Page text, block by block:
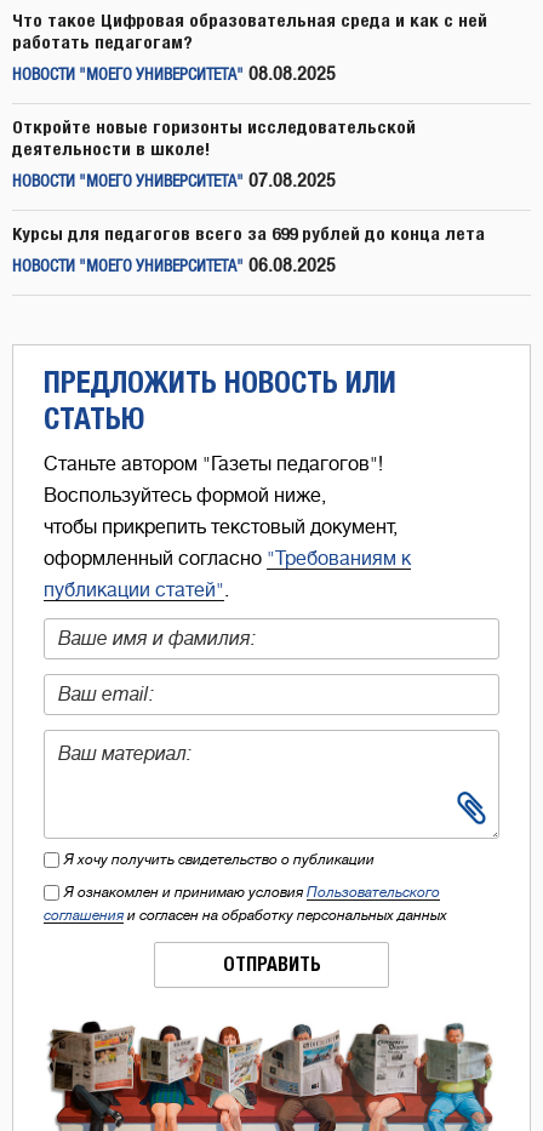
Что такое Цифровая образовательная среда и как с ней
работать педагогам?
НОВОСТИ "МОЕГО УНИВЕРСИТЕТА" 08.08.2025
Откройте новые горизонты исследовательской
деятельности в школе!
НОВОСТИ "МОЕГО УНИВЕРСИТЕТА" 07.08.2025
Курсы для педагогов всего за 699 рублей до конца лета
НОВОСТИ "МОЕГО УНИВЕРСИТЕТА" 06.08.2025
ПРЕДЛОЖИТЬ НОВОСТЬ ИЛИ
СТАТЬЮ
Станьте автором "Газеты педагогов"!
Воспользуйтесь формой ниже,
чтобы прикрепить текстовый документ,
оформленный согласно "Требованиям к
публикации статей".
Я хочу получить свидетельство о публикации
Я ознакомлен и принимаю условия Пользовательского
соглашения и согласен на обработку персональных данных
ОТПРАВИТЬ